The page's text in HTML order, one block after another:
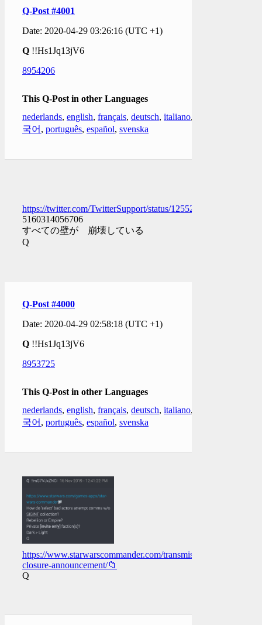
Q-Post #4001
Date: 2020-04-29 03:26:16 (UTC +1)
Q !!Hs1Jq13jV6
8954206
This Q-Post in other Languages
nederlands, english, français, deutsch, italiano,
국어 , português, español, svenska
https://twitter.com/TwitterSupport/status/125528
5160314056706
すべての壁が 崩壊している
Q
Q-Post #4000
Date: 2020-04-29 02:58:18 (UTC +1)
Q !!Hs1Jq13jV6
8953725
This Q-Post in other Languages
nederlands, english, français, deutsch, italiano,
국어 , português, español, svenska
https://www.starwarscommander.com/transmissions/game-
closure-announcement/📁
Q